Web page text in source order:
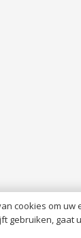
rights reserved |
cookies om uw
gebruiken, gaat